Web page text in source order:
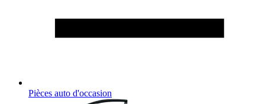
Pièces auto d'occasion